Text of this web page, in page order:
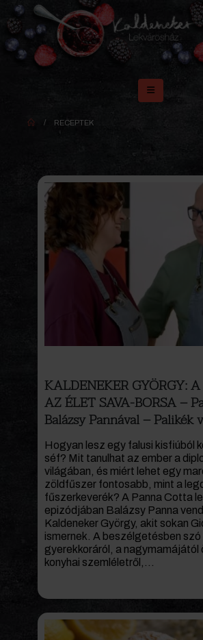
RECEPTEK
KALDENEKER GYÖRGY:
AZ ÉLET SAVA-BORSA –
Balázsy Pannával – Palikék
Hogyan lesz egy falusi kisfiúból
séf? Mit tanulhat az ember a
világában, és miért lehet egy
zöldfűszer fontosabb, mint a
fűszerkeverék? A Panna Cotta
epizódjában Balázsy Panna
Kaldeneker György, akit sokan
ismernek. A beszélgetésben szó
gyerekkoráról, a nagymamájától
konyhai szemléletről,...